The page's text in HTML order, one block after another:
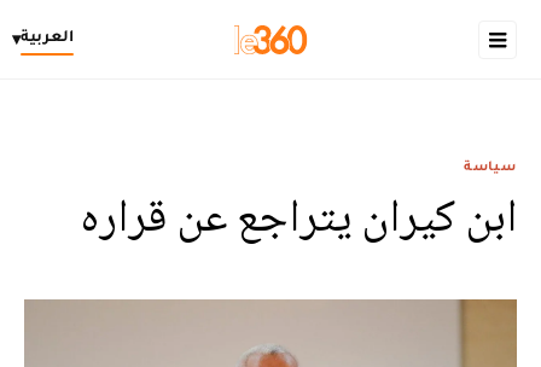
العربية▾
سياسة
ابن كيران يتراجع عن قراره